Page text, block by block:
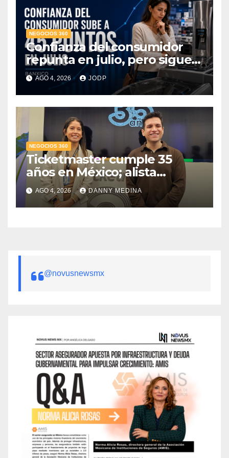
NEGOCIOS 360
Confianza del consumidor
repunta en julio, pero sigue
por debajo de 2025: Banxico
AGO 4, 2026 JODP
NEGOCIOS 360
Ticketmaster cumple 35
años en México; alista
apuesta por IA tras emitir 22
millones de boletos
AGO 4, 2026 DANNY MEDINA
@novusnewsmx